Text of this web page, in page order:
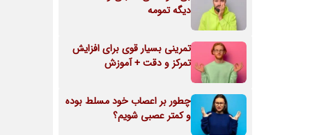
دیگه تمومه
تمرینی بسیار قوی برای افزایش
تمرکز و دقت + آموزش
چطور بر اعصاب خود مسلط بوده
و کمتر عصبی شویم؟